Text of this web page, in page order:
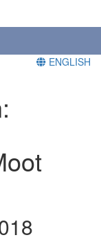
ENGLISH